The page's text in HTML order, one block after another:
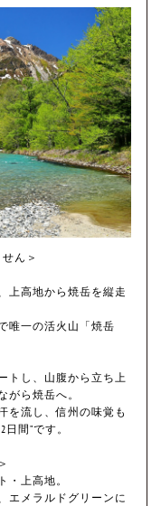
ん＞
上高地から焼岳を縦走
唯一の活火山「焼岳
トし、山腹から立ち上
がら焼岳へ。
を流し、信州の味覚も
間”です。
・上高地。
エメラルドグリーンに